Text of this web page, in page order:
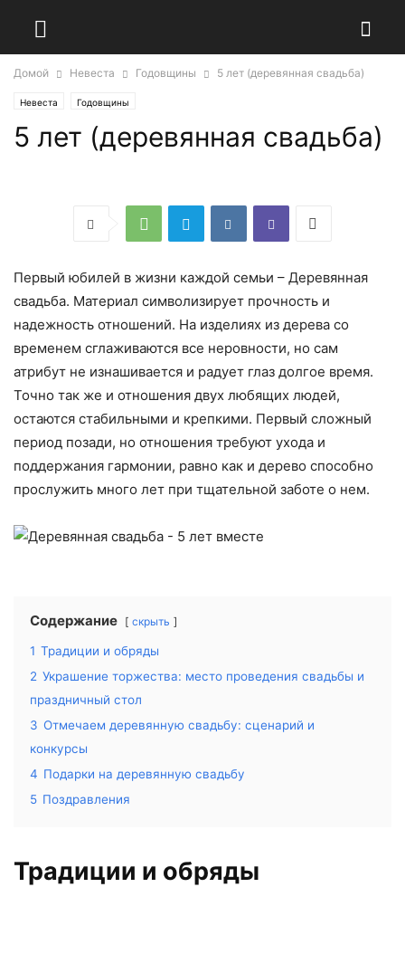
Домой Невеста Годовщины 5 лет (деревянная свадьба)
Невеста Годовщины
5 лет (деревянная свадьба)
Первый юбилей в жизни каждой семьи – Деревянная
свадьба. Материал символизирует прочность и
надежность отношений. На изделиях из дерева со
временем сглаживаются все неровности, но сам
атрибут не изнашивается и радует глаз долгое время.
Точно так же и отношения двух любящих людей,
остаются стабильными и крепкими. Первый сложный
период позади, но отношения требуют ухода и
поддержания гармонии, равно как и дерево способно
прослужить много лет при тщательной заботе о нем.
Содержание скрыть
1 Традиции и обряды
2 Украшение торжества: место проведения свадьбы и
праздничный стол
3 Отмечаем деревянную свадьбу: сценарий и
конкурсы
4 Подарки на деревянную свадьбу
5 Поздравления
Традиции и обряды